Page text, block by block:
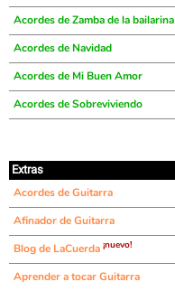
Acordes de Zamba de la bailarina
Acordes de Navidad
Acordes de Mi Buen Amor
Acordes de Sobreviviendo
Extras
Acordes de Guitarra
Afinador de Guitarra
Blog de LaCuerda ¡nuevo!
Aprender a tocar Guitarra